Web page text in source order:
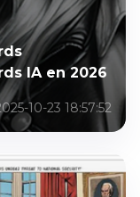
IA en 2026
10-23 18:57:52